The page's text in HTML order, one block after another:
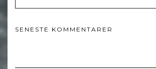
SENESTE KOMMENTARER